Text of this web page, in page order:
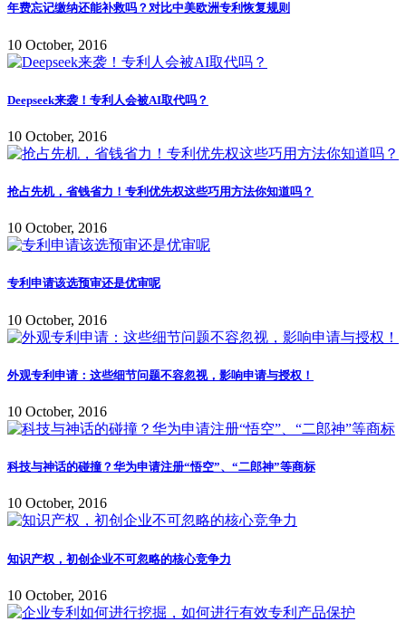
年费忘记缴纳还能补救吗？对比中美欧洲专利恢复规则
10 October, 2016
Deepseek来袭！专利人会被AI取代吗？
10 October, 2016
抢占先机，省钱省力！专利优先权这些巧用方法你知道吗？
10 October, 2016
专利申请该选预审还是优审呢
10 October, 2016
外观专利申请：这些细节问题不容忽视，影响申请与授权！
10 October, 2016
科技与神话的碰撞？华为申请注册“悟空”、“二郎神”等商标
10 October, 2016
知识产权，初创企业不可忽略的核心竞争力
10 October, 2016